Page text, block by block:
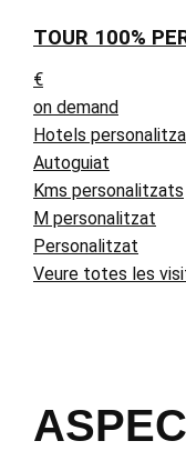
TOUR 100%
€
on demand
Hotels
Autoguiat
Kms personalitzats
M personalitzat
Personalitzat
Veure totes les